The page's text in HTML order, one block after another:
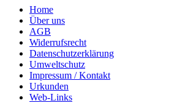
Home
Über uns
AGB
Widerrufsrecht
Datenschutzerklärung
Umweltschutz
Impressum / Kontakt
Urkunden
Web-Links